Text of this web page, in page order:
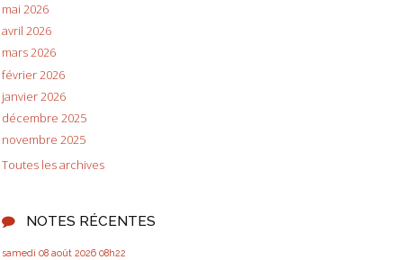
mai 2026
avril 2026
mars 2026
février 2026
janvier 2026
décembre 2025
novembre 2025
Toutes les archives
NOTES RÉCENTES
samedi 08 août 2026 08h22